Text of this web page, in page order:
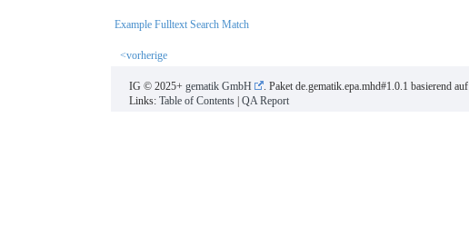
Example Fulltext Search Match
<vorherige
IG © 2025+ gematik GmbH . Paket de.gematik.epa.mhd#1.0.1 basierend auf
Links: Table of Contents | QA Report